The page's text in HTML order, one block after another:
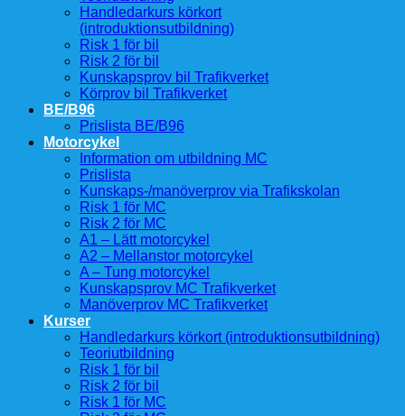
Handledarkurs körkort
(introduktionsutbildning)
Risk 1 för bil
Risk 2 för bil
Kunskapsprov bil Trafikverket
Körprov bil Trafikverket
BE/B96
Prislista BE/B96
Motorcykel
Information om utbildning MC
Prislista
Kunskaps-/manöverprov via Trafikskolan
Risk 1 för MC
Risk 2 för MC
A1 – Lätt motorcykel
A2 – Mellanstor motorcykel
A – Tung motorcykel
Kunskapsprov MC Trafikverket
Manöverprov MC Trafikverket
Kurser
Handledarkurs körkort (introduktionsutbildning)
Teoriutbildning
Risk 1 för bil
Risk 2 för bil
Risk 1 för MC